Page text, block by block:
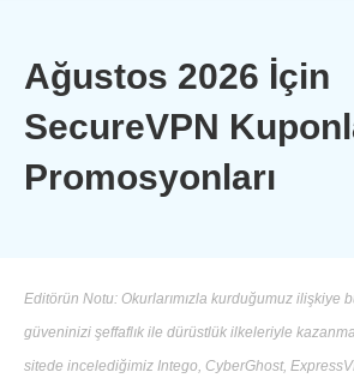
Ağustos 2026 İçin
SecureVPN
Promosyonları
Editörün Notu: Okurlarımızla kurduğumuz ilişkiye
güveninizi şeffaflık ile dürüstlük ilkeleriyle
sitede incelediğimiz Intego, CyberGhost,